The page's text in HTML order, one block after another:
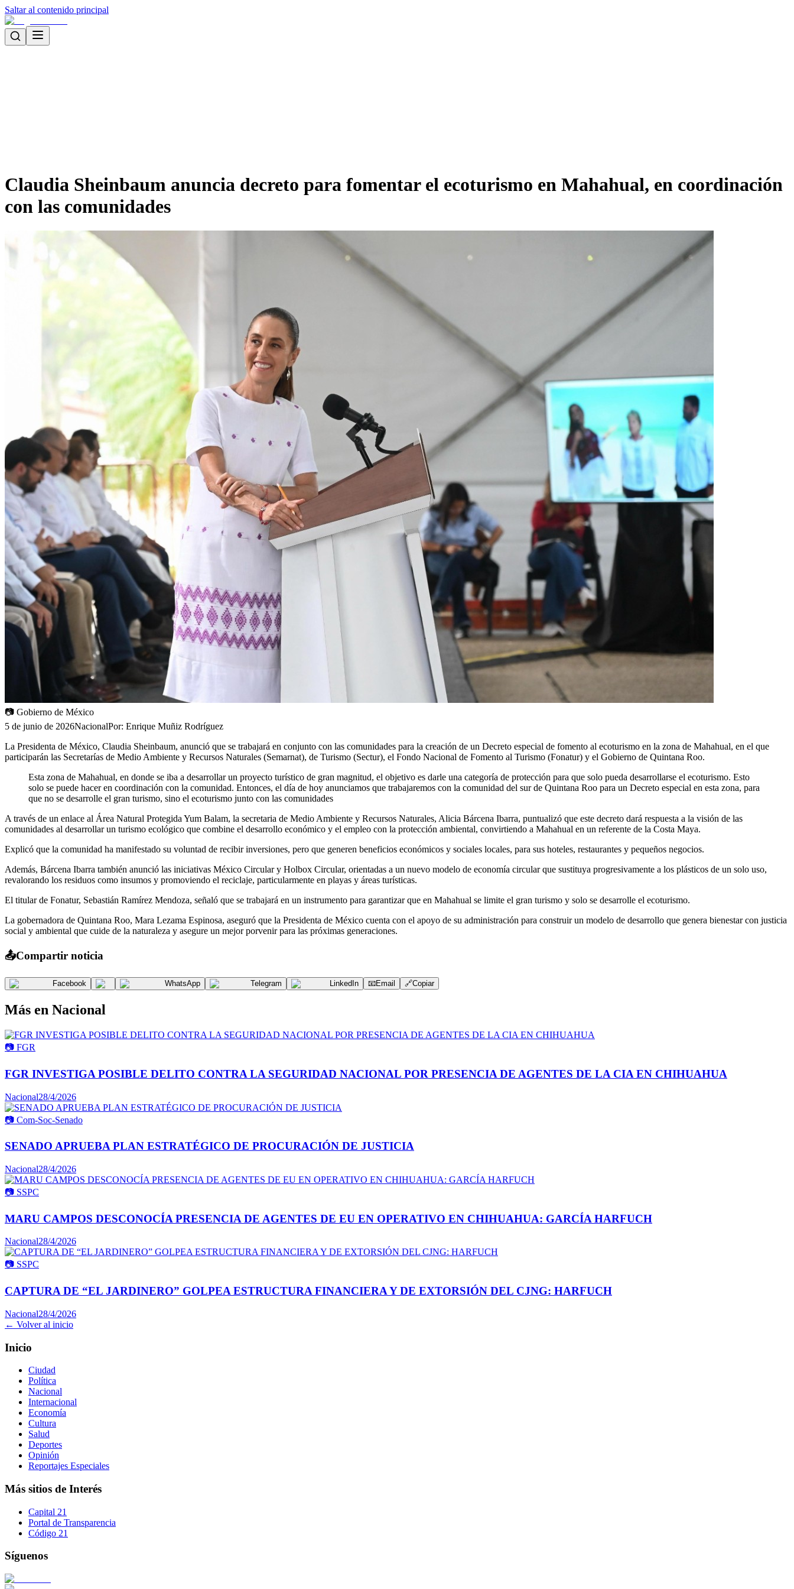
Saltar al contenido principal
Claudia Sheinbaum anuncia decreto para fomentar el ecoturismo en Mahahual, en coordinación
con las comunidades
📷 Gobierno de México
5 de junio de 2026NacionalPor: Enrique Muñiz Rodríguez
La Presidenta de México, Claudia Sheinbaum, anunció que se trabajará en conjunto con las comunidades para la creación de un Decreto especial de fomento al ecoturismo en la zona de Mahahual, en el que
participarán las Secretarías de Medio Ambiente y Recursos Naturales (Semarnat), de Turismo (Sectur), el Fondo Nacional de Fomento al Turismo (Fonatur) y el Gobierno de Quintana Roo.
Esta zona de Mahahual, en donde se iba a desarrollar un proyecto turístico de gran magnitud, el objetivo es darle una categoría de protección para que solo pueda desarrollarse el ecoturismo. Esto
solo se puede hacer en coordinación con la comunidad. Entonces, el día de hoy anunciamos que trabajaremos con la comunidad del sur de Quintana Roo para un Decreto especial en esta zona, para
que no se desarrolle el gran turismo, sino el ecoturismo junto con las comunidades
A través de un enlace al Área Natural Protegida Yum Balam, la secretaria de Medio Ambiente y Recursos Naturales, Alicia Bárcena Ibarra, puntualizó que este decreto dará respuesta a la visión de las
comunidades al desarrollar un turismo ecológico que combine el desarrollo económico y el empleo con la protección ambiental, convirtiendo a Mahahual en un referente de la Costa Maya.
Explicó que la comunidad ha manifestado su voluntad de recibir inversiones, pero que generen beneficios económicos y sociales locales, para sus hoteles, restaurantes y pequeños negocios.
Además, Bárcena Ibarra también anunció las iniciativas México Circular y Holbox Circular, orientadas a un nuevo modelo de economía circular que sustituya progresivamente a los plásticos de un solo uso,
revalorando los residuos como insumos y promoviendo el reciclaje, particularmente en playas y áreas turísticas.
El titular de Fonatur, Sebastián Ramírez Mendoza, señaló que se trabajará en un instrumento para garantizar que en Mahahual se limite el gran turismo y solo se desarrolle el ecoturismo.
La gobernadora de Quintana Roo, Mara Lezama Espinosa, aseguró que la Presidenta de México cuenta con el apoyo de su administración para construir un modelo de desarrollo que genera bienestar con justicia
social y ambiental que cuide de la naturaleza y asegure un mejor porvenir para las próximas generaciones.
📤Compartir noticia
Facebook WhatsApp Telegram LinkedIn 📧Email 🔗Copiar
Más en Nacional
📷 FGR
FGR INVESTIGA POSIBLE DELITO CONTRA LA SEGURIDAD NACIONAL POR PRESENCIA DE AGENTES DE LA CIA EN CHIHUAHUA
Nacional28/4/2026
📷 Com-Soc-Senado
SENADO APRUEBA PLAN ESTRATÉGICO DE PROCURACIÓN DE JUSTICIA
Nacional28/4/2026
📷 SSPC
MARU CAMPOS DESCONOCÍA PRESENCIA DE AGENTES DE EU EN OPERATIVO EN CHIHUAHUA: GARCÍA HARFUCH
Nacional28/4/2026
📷 SSPC
CAPTURA DE “EL JARDINERO” GOLPEA ESTRUCTURA FINANCIERA Y DE EXTORSIÓN DEL CJNG: HARFUCH
Nacional28/4/2026
← Volver al inicio
Inicio
Ciudad
Política
Nacional
Internacional
Economía
Cultura
Salud
Deportes
Opinión
Reportajes Especiales
Más sitios de Interés
Capital 21
Portal de Transparencia
Código 21
Síguenos